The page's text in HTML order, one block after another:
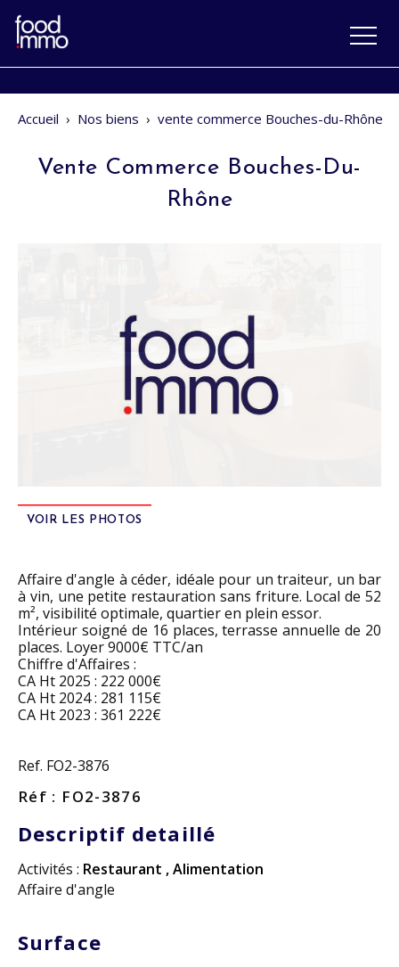
Accueil › Nos biens › vente commerce Bouches-du-Rhône
Vente Commerce Bouches-Du-
Rhône
VOIR LES PHOTOS
Affaire d'angle à céder, idéale pour un traiteur, un bar
à vin, une petite restauration sans friture. Local de 52
m², visibilité optimale, quartier en plein essor.
Intérieur soigné de 16 places, terrasse annuelle de 20
places. Loyer 9000€ TTC/an
Chiffre d'Affaires :
CA Ht 2025 : 222 000€
CA Ht 2024 : 281 115€
CA Ht 2023 : 361 222€
Ref. FO2-3876
Réf : FO2-3876
Descriptif detaillé
Activités : Restaurant ,Alimentation
Affaire d'angle
Surface